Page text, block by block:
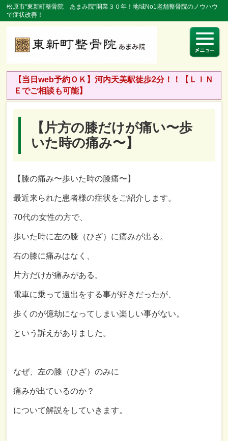
松原市“東新町整骨院 あまみ院”開業３０年！地域No1老舗整骨院のノウハウ
で症状改善！
【当日web予約ＯＫ】河内天美駅徒歩2分！！【ＬＩＮ
Ｅでご相談も可能】
【片方の膝だけが痛い〜歩
いた時の痛み〜】
【膝の痛み〜歩いた時の膝痛〜】
最近来られた患者様の症状をご紹介します。
70代の女性の方で、
歩いた時に左の膝（ひざ）に痛みが出る。
右の膝に痛みはなく、
片方だけが痛みがある。
電車に乗って遠出をする事が好きだったが、
歩くのが億劫になってしまい楽しい事がない。
という訴えがありました。
なぜ、左の膝（ひざ）のみに
痛みが出ているのか？
について解説をしていきます。